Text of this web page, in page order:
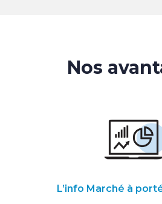
Nos
L’info Marché à